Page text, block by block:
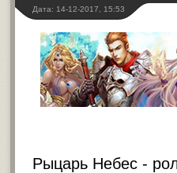
Дата: 14-12-2017, 15:53
Рыцарь Небес -